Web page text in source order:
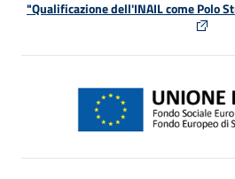
"Qualificazione dell'INAIL come Polo